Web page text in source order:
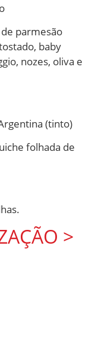
parmesão
baby
nozes, oliva e
(tinto)
folhada de
>